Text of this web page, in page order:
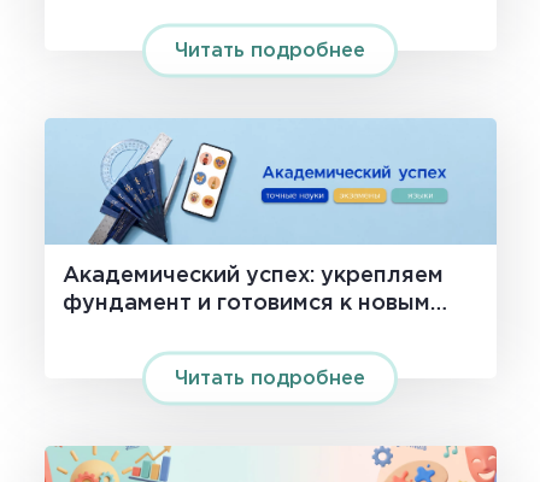
Читать подробнее
Академический успех: укрепляем
фундамент и готовимся к новым
Читать подробнее